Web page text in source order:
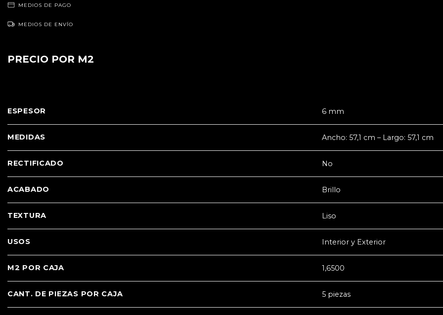
MEDIOS DE PAGO
MEDIOS DE ENVÍO
PRECIO POR M2
ESPESOR 6 mm
MEDIDAS Ancho: 57,1 cm – Largo: 57,1 cm
RECTIFICADO No
ACABADO Brillo
TEXTURA Liso
USOS Interior y Exterior
M2 POR CAJA 1,6500
CANT. DE PIEZAS POR CAJA 5 piezas